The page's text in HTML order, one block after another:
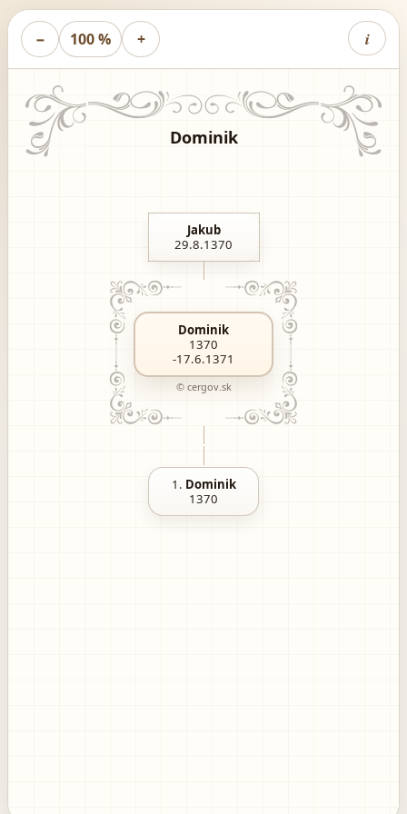
− 100 % + i
Dominik
Jakub
29.8.1370
Dominik
1370
-17.6.1371
© cergov.sk
1. Dominik
1370